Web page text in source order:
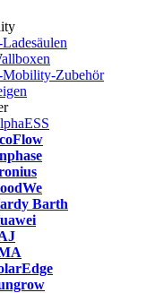
Mobility-Zubehör
Barth